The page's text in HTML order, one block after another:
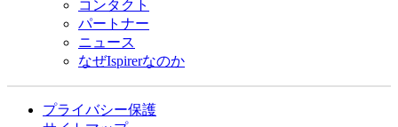
コンタクト
パートナー
ニュース
なぜIspirerなのか
プライバシー保護